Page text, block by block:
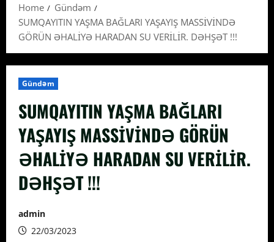
Home
Gündəm
SUMQAYITIN YAŞMA BAĞLARI YAŞAYIŞ MASSİVİNDƏ
GÖRÜN ƏHALİYƏ HARADAN SU VERİLİR. DƏHŞƏT !!!
Gündəm
SUMQAYITIN YAŞMA BAĞLARI
YAŞAYIŞ MASSİVİNDƏ GÖRÜN
ƏHALİYƏ HARADAN SU VERİLİR.
DƏHŞƏT !!!
admin
22/03/2023